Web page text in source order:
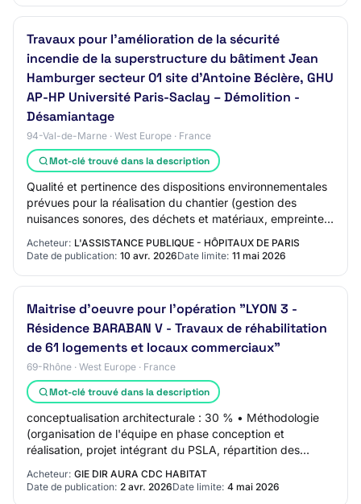
Travaux pour l’amélioration de la sécurité
incendie de la superstructure du bâtiment Jean
Hamburger secteur 01 site d’Antoine Béclère, GHU
AP-HP Université Paris-Saclay – Démolition -
Désamiantage
94-Val-de-Marne · West Europe · France
Mot-clé trouvé dans la description
Qualité et pertinence des dispositions environnementales
prévues pour la réalisation du chantier (gestion des
nuisances sonores, des déchets et matériaux, empreinte
Acheteur: L'ASSISTANCE PUBLIQUE - HÔPITAUX DE PARIS
Date de publication: 10 avr. 2026Date limite: 11 mai 2026
Maitrise d'oeuvre pour l'opération "LYON 3 -
Résidence BARABAN V - Travaux de réhabilitation
de 61 logements et locaux commerciaux"
69-Rhône · West Europe · France
Mot-clé trouvé dans la description
conceptualisation architecturale : 30 % • Méthodologie
(organisation de l'équipe en phase conception et
réalisation, projet intégrant du PSLA, répartition des
Acheteur: GIE DIR AURA CDC HABITAT
Date de publication: 2 avr. 2026Date limite: 4 mai 2026